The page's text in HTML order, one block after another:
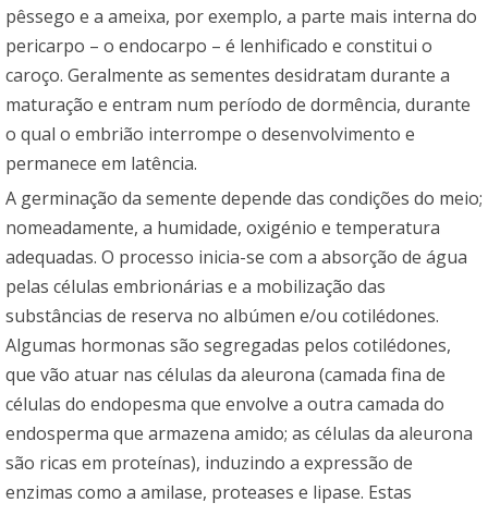
pêssego e a ameixa, por exemplo, a parte mais interna do
pericarpo – o endocarpo – é lenhificado e constitui o
caroço. Geralmente as sementes desidratam durante a
maturação e entram num período de dormência, durante
o qual o embrião interrompe o desenvolvimento e
permanece em latência.
A germinação da semente depende das condições do meio;
nomeadamente, a humidade, oxigénio e temperatura
adequadas. O processo inicia-se com a absorção de água
pelas células embrionárias e a mobilização das
substâncias de reserva no albúmen e/ou cotilédones.
Algumas hormonas são segregadas pelos cotilédones,
que vão atuar nas células da aleurona (camada fina de
células do endopesma que envolve a outra camada do
endosperma que armazena amido; as células da aleurona
são ricas em proteínas), induzindo a expressão de
enzimas como a amilase, proteases e lipase. Estas